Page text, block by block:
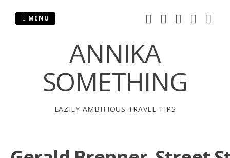
ANNIKA
SOMETHING
LAZILY AMBITIOUS TRAVEL TIPS
MENU